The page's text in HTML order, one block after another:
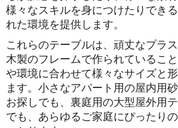
様々なスキルを身につけたりでき
れた環境を提供します。
これらのテーブルは、頑丈なプラ
木製のフレームで作られているこ
や環境に合わせて様々なサイズと
ます。小さなアパート用の屋内用
お探しでも、裏庭用の大型屋外用
でも、あらゆるご家庭にぴったり